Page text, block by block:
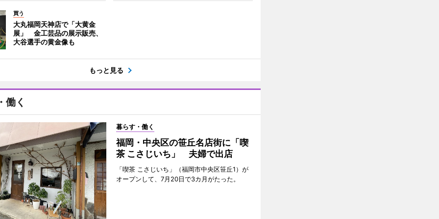
買う
大丸福岡天神店で「大黄金
展」 金工芸品の展示販売、
大谷選手の黄金像も
もっと見る
働く
暮らす・働く
福岡・中央区の笹丘名店街に「喫
茶 こさじいち」 夫婦で出店
「喫茶 こさじいち」（福岡市中央区笹丘1）が
オープンして、7月20日で3カ月がたった。